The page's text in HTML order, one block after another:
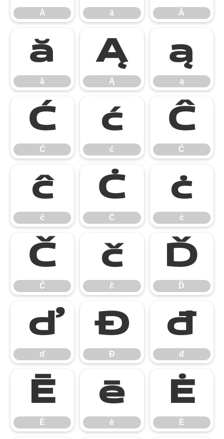
Ā ā Ă
ă
ă
Ą
Ą
ą
ą
Ć
Ć
ć
ć
Ĉ
Ĉ
ĉ
ĉ
Ċ
Ċ
ċ
ċ
Č
Č
č
č
Ď
Ď
ď
ď
Đ
Đ
đ
đ
Ē
Ē
ē
ē
Ė
Ė